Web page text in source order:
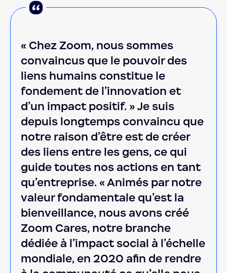
« Chez Zoom, nous sommes
convaincus que le pouvoir des
liens humains constitue le
fondement de l’innovation et
d’un impact positif. » Je suis
depuis longtemps convaincu que
notre raison d’être est de créer
des liens entre les gens, ce qui
guide toutes nos actions en tant
qu’entreprise. « Animés par notre
valeur fondamentale qu’est la
bienveillance, nous avons créé
Zoom Cares, notre branche
dédiée à l’impact social à l’échelle
mondiale, en 2020 afin de rendre